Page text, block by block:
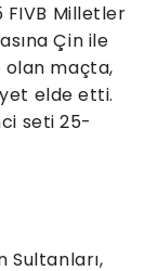
FIVB Milletler
Çin ile
olan maçta,
elde etti.
seti 25-
Sultanları,